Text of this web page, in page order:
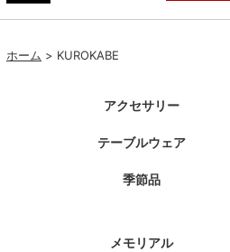
ホーム > KUROKABE
アクセサリー
テーブルウェア
季節品
メモリアル